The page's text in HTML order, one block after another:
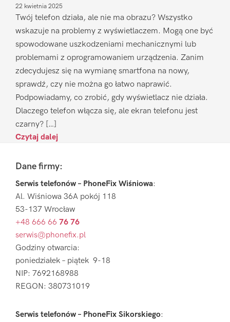
22 kwietnia 2025
Twój telefon działa, ale nie ma obrazu? Wszystko
wskazuje na problemy z wyświetlaczem. Mogą one być
spowodowane uszkodzeniami mechanicznymi lub
problemami z oprogramowaniem urządzenia. Zanim
zdecydujesz się na wymianę smartfona na nowy,
sprawdź, czy nie można go łatwo naprawić.
Podpowiadamy, co zrobić, gdy wyświetlacz nie działa.
Dlaczego telefon włącza się, ale ekran telefonu jest
czarny? […]
Czytaj dalej
FooterDane firmy:
Serwis telefonów – PhoneFix Wiśniowa:
Al. Wiśniowa 36A pokój 118
53-137 Wrocław
+48 666 66 76 76
serwis@phonefix.pl
Godziny otwarcia:
poniedziałek – piątek 9-18
NIP: 7692168988
REGON: 380731019
Serwis telefonów – PhoneFix Sikorskiego: